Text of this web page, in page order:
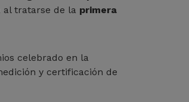
al tratarse de la primera
celebrado en la
y certificación de